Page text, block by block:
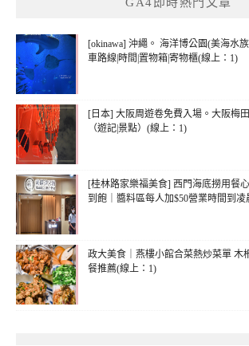
[okinawa] 沖繩。 海洋博公園(美海水
車路線|時間|置物箱|寄物櫃(線上：1)
[日本] 大阪周遊卷免費入場。大阪梅
（遊記|景點）(線上：1)
[桂林路家樂福美食] 西門海底撈用餐
到飽｜醬料區每人加$50營業時間到
政大美食｜燕樓小館合菜熱炒菜單 木
餐推薦(線上：1)